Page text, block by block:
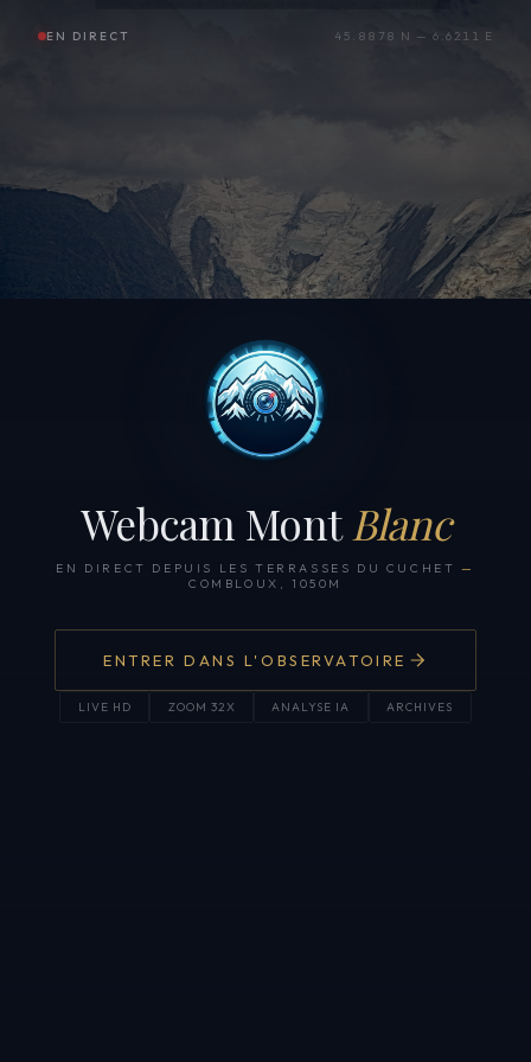
EN DIRECT 45.8878 N — 6.6211 E
Webcam Mont Blanc
EN DIRECT DEPUIS LES TERRASSES DU CUCHET —
COMBLOUX, 1050M
ENTRER DANS L'OBSERVATOIRE
LIVE HD ZOOM 32X ANALYSE IA ARCHIVES